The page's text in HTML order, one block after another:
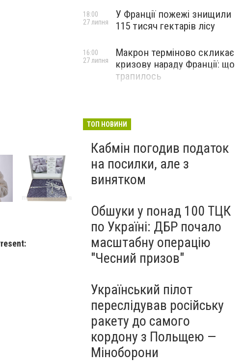
Подарунки для найрідніших жінок
У Франції пожежі знищили
115 тисяч гектарів лісу
18:00
27 липня
Макрон терміново скликає
кризову нараду Франції: що
трапилось
16:00
27 липня
ТОП НОВИНИ
Кабмін погодив податок
на посилки, але з
винятком
Обшуки у понад 100 ТЦК
по Україні: ДБР почало
масштабну операцію
"Чесний призов"
Український пілот
переслідував російську
ракету до самого
кордону з Польщею —
Міноборони